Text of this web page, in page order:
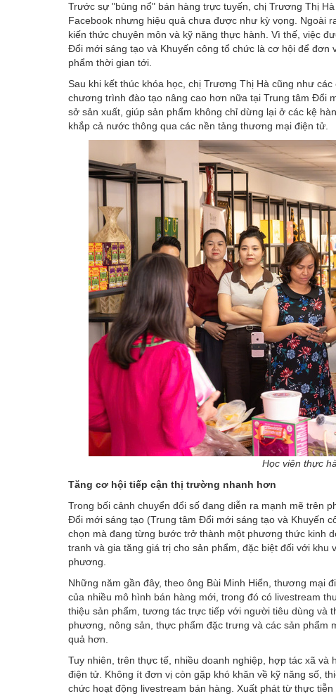
Trước sự "bùng nổ" bán hàng trực tuyến, chị Trương Thị
Facebook nhưng hiệu quả chưa được như kỳ vọng. Ngoài
kiến thức chuyên môn và kỹ năng thực hành. Vì thế, việc
Đổi mới sáng tạo và Khuyến công tổ chức là cơ hội để
phẩm thời gian tới.
Sau khi kết thúc khóa học, chị Trương Thị Hà cũng như
chương trình đào tạo nâng cao hơn nữa tại Trung tâm Đổi
sở sản xuất, giúp sản phẩm không chỉ dừng lại ở các kệ
khắp cả nước thông qua các nền tảng thương mại điện tử.
Học viên thực
Tăng cơ hội tiếp cận thị trường nhanh hơn
Trong bối cảnh chuyển đổi số đang diễn ra mạnh mẽ trên
Đổi mới sáng tạo (Trung tâm Đổi mới sáng tạo và Khuyến
chọn mà đang từng bước trở thành một phương thức kinh
tranh và gia tăng giá trị cho sản phẩm, đặc biệt đối với
phương.
Những năm gần đây, theo ông Bùi Minh Hiển, thương mại
của nhiều mô hình bán hàng mới, trong đó có livestream
thiệu sản phẩm, tương tác trực tiếp với người tiêu dùng và
phương, nông sản, thực phẩm đặc trưng và các sản
quả hơn.
Tuy nhiên, trên thực tế, nhiều doanh nghiệp, hợp tác xã
điện tử. Không ít đơn vị còn gặp khó khăn về kỹ năng số,
chức hoạt động livestream bán hàng. Xuất phát từ thực